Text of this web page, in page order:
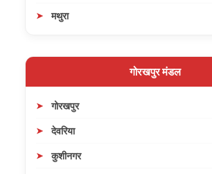
मथुरा
गोरखपुर मंडल
गोरखपुर
देवरिया
कुशीनगर